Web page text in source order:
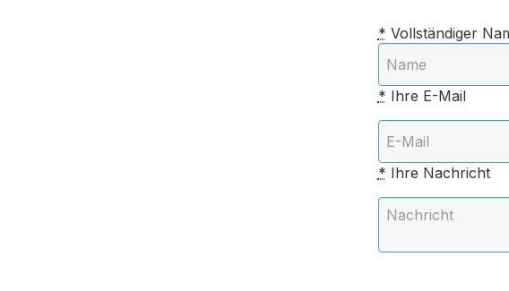
* Vollständiger
* Ihre E-Mail
* Ihre Nachricht